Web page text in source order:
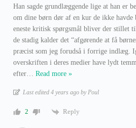
Han sagde grundlæggende lige at han er
om dine børn dør af en kur de ikke
eneste kritisk spørgsmål bliver der stillet
de stadig kalder det “afgørende at få
præcist som jeg forudså i forrige indlæg.
overskriften i deres medier have lydt
efter
Read more »
Last edited 4 years ago by Poul
2 Reply